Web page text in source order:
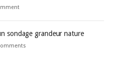
sondage grandeur nature